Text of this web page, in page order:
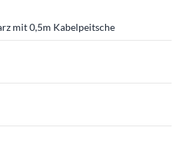
mit 0,5m Kabelpeitsche